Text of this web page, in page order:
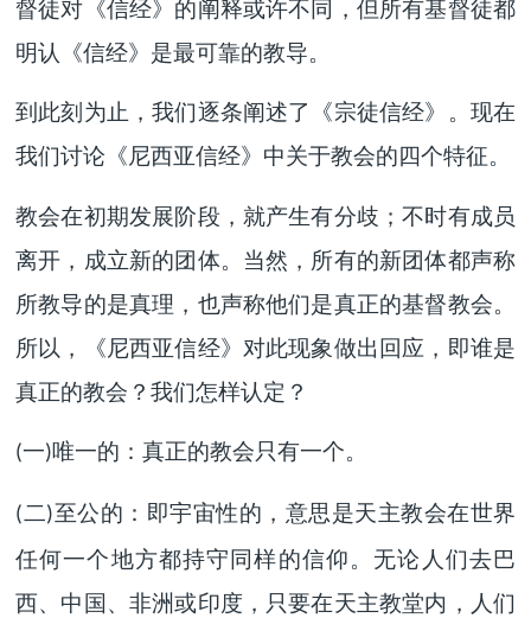
督徒对《信经》的阐释或许不同，但所有基督徒都
明认《信经》是最可靠的教导。
到此刻为止，我们逐条阐述了《宗徒信经》。现在
我们讨论《尼西亚信经》中关于教会的四个特征。
教会在初期发展阶段，就产生有分歧；不时有成员
离开，成立新的团体。当然，所有的新团体都声称
所教导的是真理，也声称他们是真正的基督教会。
所以，《尼西亚信经》对此现象做出回应，即谁是
真正的教会？我们怎样认定？
(一)唯一的：真正的教会只有一个。
(二)至公的：即宇宙性的，意思是天主教会在世界
任何一个地方都持守同样的信仰。无论人们去巴
西、中国、非洲或印度，只要在天主教堂内，人们